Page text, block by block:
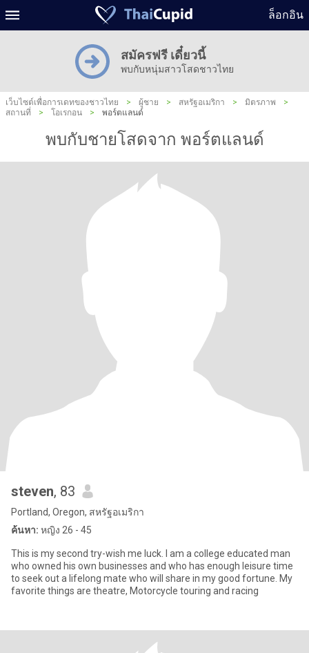
ล็อกอิน
สมัครฟรี เดี๋ยวนี้
พบกับหนุ่มสาวโสดชาวไทย
เว็บไซต์เพื่อการเดทของชาวไทย > ผู้ชาย > สหรัฐอเมริกา > มิตรภาพ
>
สถานที่
> โอเรกอน > พอร์ตแลนด์
พบกับชายโสดจาก พอร์ตแลนด์
steven, 83
Portland, Oregon, สหรัฐอเมริกา
ค้นหา: หญิง 26 - 45
This is my second try-wish me luck. I am a college educated man
who owned his own businesses and who has enough leisure time
to seek out a lifelong mate who will share in my good fortune. My
favorite things are theatre, Motorcycle touring and racing